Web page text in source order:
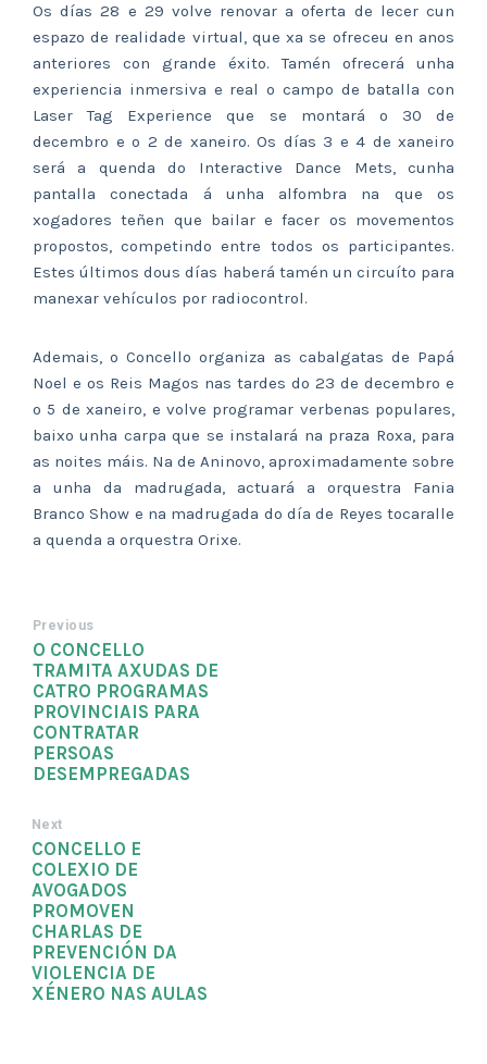
Os días 28 e 29 volve renovar a oferta de lecer cun
espazo de realidade virtual, que xa se ofreceu en anos
anteriores con grande éxito. Tamén ofrecerá unha
experiencia inmersiva e real o campo de batalla con
Laser Tag Experience que se montará o 30 de
decembro e o 2 de xaneiro. Os días 3 e 4 de xaneiro
será a quenda do Interactive Dance Mets, cunha
pantalla conectada á unha alfombra na que os
xogadores teñen que bailar e facer os movementos
propostos, competindo entre todos os participantes.
Estes últimos dous días haberá tamén un circuíto para
manexar vehículos por radiocontrol.
Ademais, o Concello organiza as cabalgatas de Papá
Noel e os Reis Magos nas tardes do 23 de decembro e
o 5 de xaneiro, e volve programar verbenas populares,
baixo unha carpa que se instalará na praza Roxa, para
as noites máis. Na de Aninovo, aproximadamente sobre
a unha da madrugada, actuará a orquestra Fania
Branco Show e na madrugada do día de Reyes tocaralle
a quenda a orquestra Orixe.
Previous
O CONCELLO
TRAMITA AXUDAS DE
CATRO PROGRAMAS
PROVINCIAIS PARA
CONTRATAR
PERSOAS
DESEMPREGADAS
Next
CONCELLO E
COLEXIO DE
AVOGADOS
PROMOVEN
CHARLAS DE
PREVENCIÓN DA
VIOLENCIA DE
XÉNERO NAS AULAS